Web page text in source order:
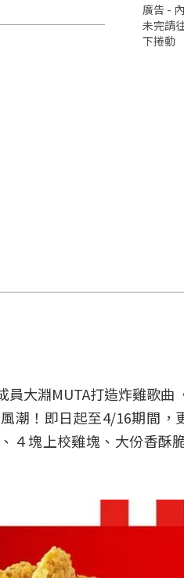
廣告 -
未完請
下捲動
員大淵MUTA打造炸雞歌
潮！即日起至4/16期間
４塊上校雞塊、大份香